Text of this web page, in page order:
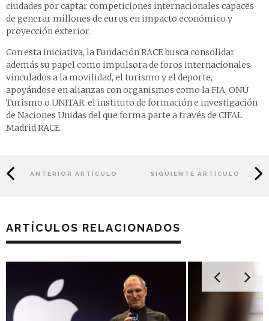
ciudades por captar competiciones internacionales capaces
de generar millones de euros en impacto económico y
proyección exterior.
Con esta iniciativa, la Fundación RACE busca consolidar
además su papel como impulsora de foros internacionales
vinculados a la movilidad, el turismo y el deporte,
apoyándose en alianzas con organismos como la FIA, ONU
Turismo o UNITAR, el instituto de formación e investigación
de Naciones Unidas del que forma parte a través de CIFAL
Madrid RACE.
ANTERIOR ARTÍCULO SIGUIENTE ARTÍCULO
ARTÍCULOS RELACIONADOS